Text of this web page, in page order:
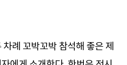
례 꼬박꼬박 참석해 좋은 제